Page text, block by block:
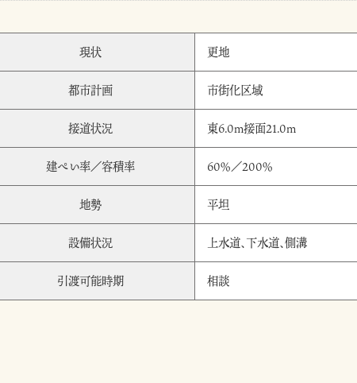
現状 更地
都市計画 市街化区域
接道状況 東6.0ｍ接面21.0ｍ
建ぺい率／容積率 60％／200％
地勢 平坦
設備状況 上水道、下水道、側溝
引渡可能時期 相談